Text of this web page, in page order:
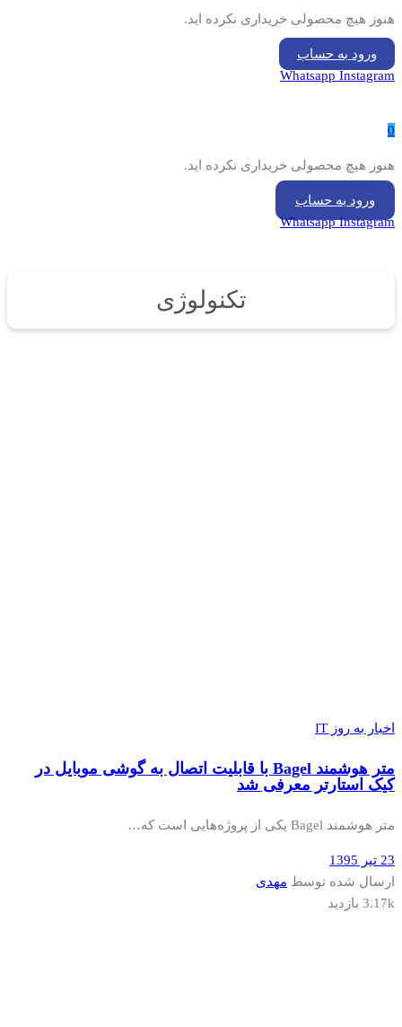
هنوز هیچ محصولی خریداری نکرده اید.
ورود به حساب
Whatsapp Instagram
0
هنوز هیچ محصولی خریداری نکرده اید.
ورود به حساب
Whatsapp Instagram
تکنولوژی
اخبار به روز IT
متر هوشمند Bagel با قابلیت اتصال به گوشی موبایل در
کیک استارتر معرفی شد
متر هوشمند Bagel یکی از پروژه‌هایی است که…
23 تیر 1395
ارسال شده توسط مهدی
3.17k بازدید